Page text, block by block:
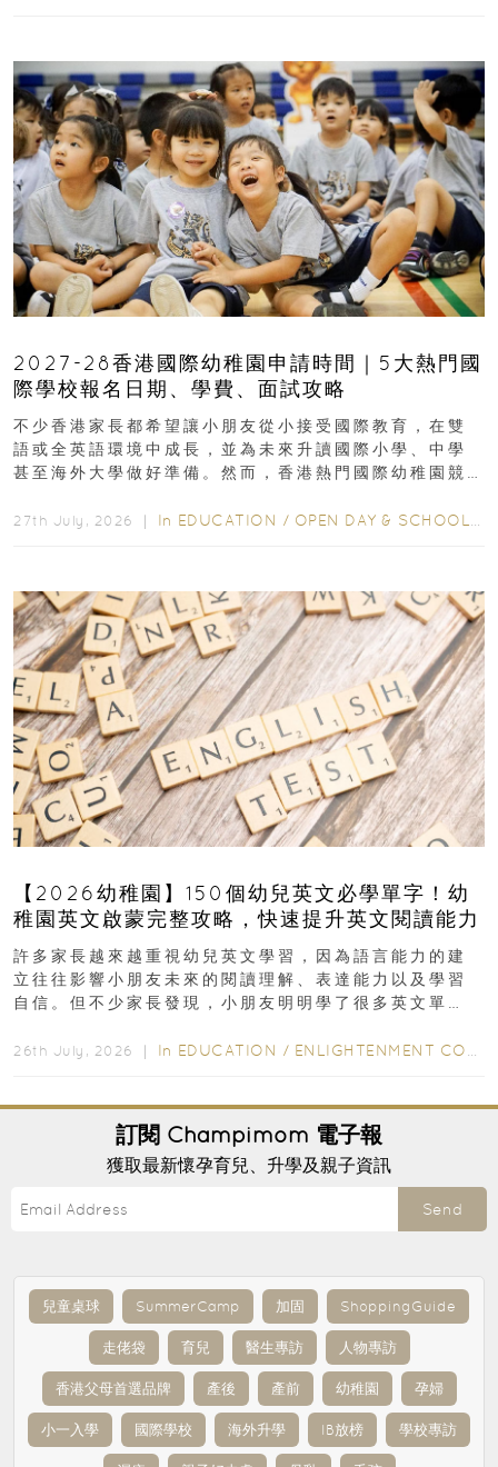
2027-28香港國際幼稚園申請時間｜5大熱門國
際學校報名日期、學費、面試攻略
不少香港家長都希望讓小朋友從小接受國際教育，在雙
語或全英語環境中成長，並為未來升讀國際小學、中學
甚至海外大學做好準備。然而，香港熱門國際幼稚園競
27th July, 2026 ｜ In EDUCATION / OPEN DAY & SCHOOL EVENTS
【2026幼稚園】150個幼兒英文必學單字！幼
稚園英文啟蒙完整攻略，快速提升英文閱讀能力
許多家長越來越重視幼兒英文學習，因為語言能力的建
立往往影響小朋友未來的閱讀理解、表達能力以及學習
自信。但不少家長發現，小朋友明明學了很多英文單
26th July, 2026 ｜ In EDUCATION / ENLIGHTENMENT CORNER
訂閱 Champimom 電子報
獲取最新懷孕育兒、升學及親子資訊
Send
兒童桌球 SummerCamp 加固 ShoppingGuide
走佬袋 育兒 醫生專訪 人物專訪
香港父母首選品牌 產後 產前 幼稚園 孕婦
小一入學 國際學校 海外升學 IB放榜 學校專訪